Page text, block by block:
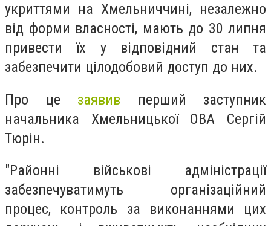
укриттями на Хмельниччині, незалежно
від форми власності, мають до 30 липня
привести їх у відповідний стан та
забезпечити цілодобовий доступ до них.
Про це заявив перший заступник
начальника Хмельницької ОВА Сергій
Тюрін.
"Районні військові адміністрації
забезпечуватимуть організаційний
процес, контроль за виконаннями цих